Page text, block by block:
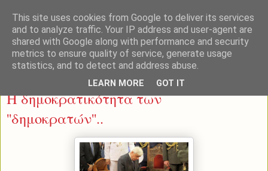
Η δημοκρατικότητα των
''δημοκρατών''..
This site uses cookies from Google to deliver its services
and to analyze traffic. Your IP address and user-agent are
shared with Google along with performance and security
metrics to ensure quality of service, generate usage
statistics, and to detect and address abuse.
LEARN MORE GOT IT